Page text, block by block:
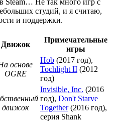
Steam… Не так много игр с
студий, и я считаю,
и поддержки.
Движок
Примечательные
игры
основе
OGRE
Hob (2017 год),
Tochlight II (2012
год)
движок
Invisible, Inc. (2016
год), Don't Starve
Together(2016 год),
серия Shank